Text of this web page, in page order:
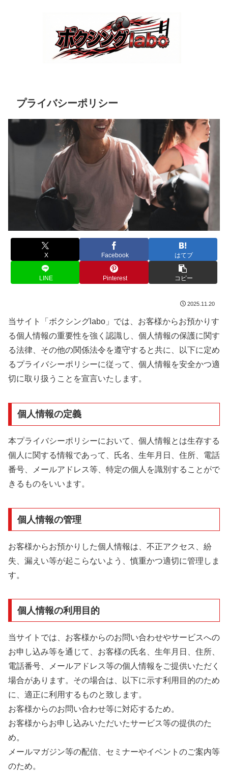
プライバシーポリシー
X Facebook はてブ
LINE Pinterest コピー
2025.11.20
当サイト「ボクシングlabo」では、お客様からお預かりす
る個人情報の重要性を強く認識し、個人情報の保護に関す
る法律、その他の関係法令を遵守すると共に、以下に定め
るプライバシーポリシーに従って、個人情報を安全かつ適
切に取り扱うことを宣言いたします。
個人情報の定義
本プライバシーポリシーにおいて、個人情報とは生存する
個人に関する情報であって、氏名、生年月日、住所、電話
番号、メールアドレス等、特定の個人を識別することがで
きるものをいいます。
個人情報の管理
お客様からお預かりした個人情報は、不正アクセス、紛
失、漏えい等が起こらないよう、慎重かつ適切に管理しま
す。
個人情報の利用目的
当サイトでは、お客様からのお問い合わせやサービスへの
お申し込み等を通じて、お客様の氏名、生年月日、住所、
電話番号、メールアドレス等の個人情報をご提供いただく
場合があります。その場合は、以下に示す利用目的のため
に、適正に利用するものと致します。
お客様からのお問い合わせ等に対応するため。
お客様からお申し込みいただいたサービス等の提供のた
め。
メールマガジン等の配信、セミナーやイベントのご案内等
のため。